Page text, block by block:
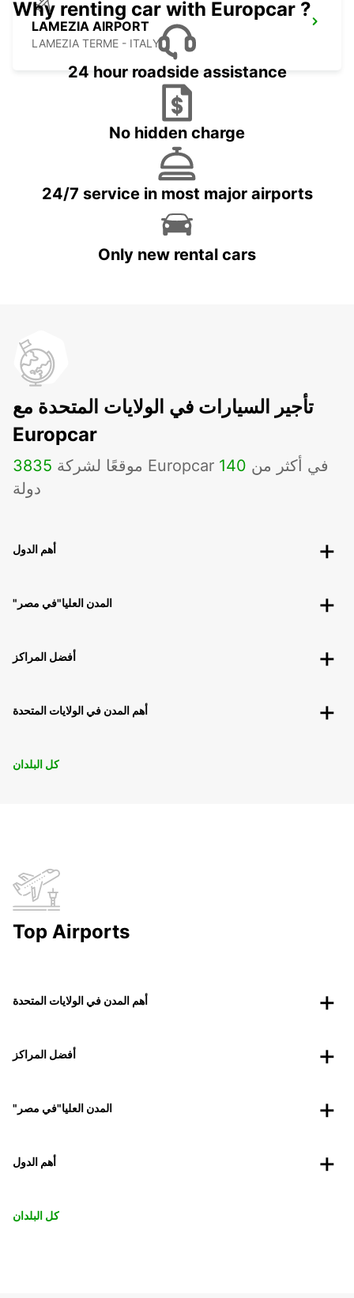
LAMEZIA AIRPORT
LAMEZIA TERME - ITALY
Why renting car with Europcar ?
24 hour roadside assistance
No hidden charge
24/7 service in most major airports
Only new rental cars
تأجير السيارات في الولايات المتحدة مع
Europcar
3835 موقعًا لشركة Europcar في أكثر من 140
دولة
أهم الدول
"المدن العليا"في مصر
أفضل المراكز
أهم المدن في الولايات المتحدة
كل البلدان
Top Airports
أهم المدن في الولايات المتحدة
أفضل المراكز
"المدن العليا"في مصر
أهم الدول
كل البلدان